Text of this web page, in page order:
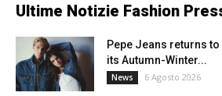
Ultime Notizie Fashion
Pepe Jeans returns
its Autumn-Winter...
News 6 Agosto 2026